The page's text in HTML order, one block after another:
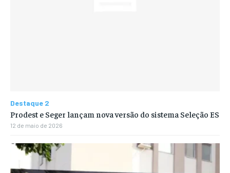
Destaque 2
Prodest e Seger lançam nova versão do sistema Seleção ES
12 de maio de 2026